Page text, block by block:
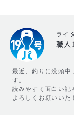
ライ
職人
最近、釣りに没頭中
す。
読みやすく面白い記
よろしくお願いいた